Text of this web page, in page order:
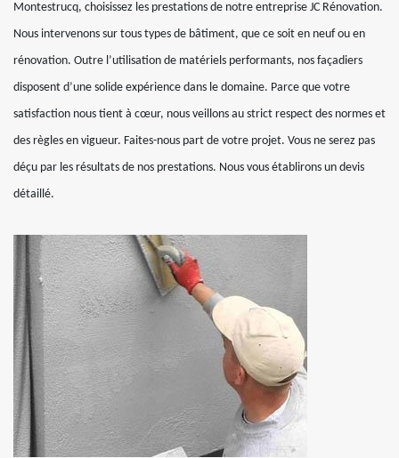
Montestrucq, choisissez les prestations de notre entreprise JC Rénovation.
Nous intervenons sur tous types de bâtiment, que ce soit en neuf ou en
rénovation. Outre l’utilisation de matériels performants, nos façadiers
disposent d’une solide expérience dans le domaine. Parce que votre
satisfaction nous tient à cœur, nous veillons au strict respect des normes et
des règles en vigueur. Faites-nous part de votre projet. Vous ne serez pas
déçu par les résultats de nos prestations. Nous vous établirons un devis
détaillé.